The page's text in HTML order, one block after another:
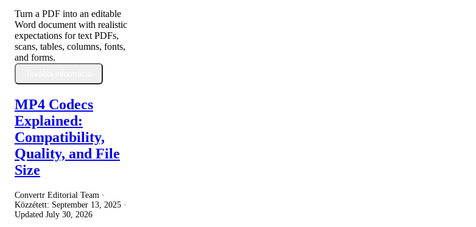
Turn a PDF into an editable
Word document with realistic
expectations for text PDFs,
scans, tables, columns, fonts,
and forms.
MP4 Codecs
Explained:
Compatibility,
Quality, and File
Size
Convertr Editorial Team ·
Közzétett: September 13, 2025 ·
Updated July 30, 2026